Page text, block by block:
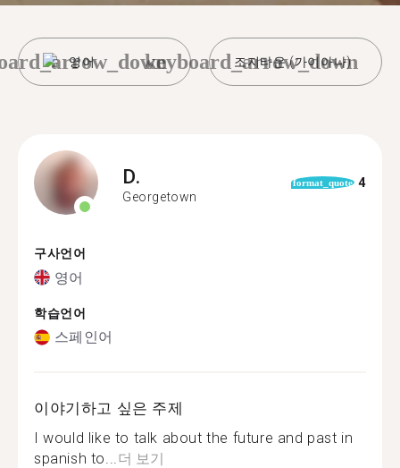
영어 조지타운 (가이아나)
keyboard_arrow_down
D.
Georgetown
format_quote 4
구사언어
영어
학습언어
스페인어
이야기하고 싶은 주제
I would like to talk about the future and past in
spanish to...더 보기